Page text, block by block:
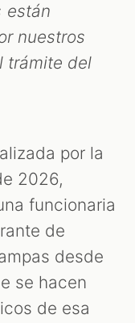
están
nuestros
trámite del
por la
2026,
funcionaria
de
desde
se hacen
de esa